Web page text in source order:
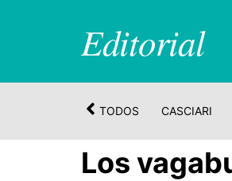
Editorial
TODOS CASCIARI
Los